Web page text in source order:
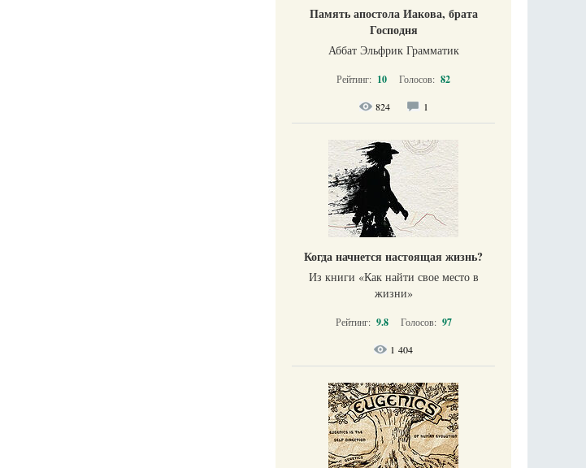
Память апостола Иакова, брата
Господня
Аббат Эльфрик Грамматик
Рейтинг: 10 Голосов: 82
824 1
Когда начнется настоящая жизнь?
Из книги «Как найти свое место в
жизни​»
Рейтинг: 9.8 Голосов: 97
1 404